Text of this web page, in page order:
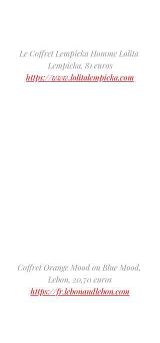
Le Coffret Lempicka Homme Lolita
Lempicka, 81 euros
https://www.lolitalempicka.com
Coffret Orange Mood ou Blue Mood,
Lebon, 20,70 euros
https://fr.lebonandlebon.com